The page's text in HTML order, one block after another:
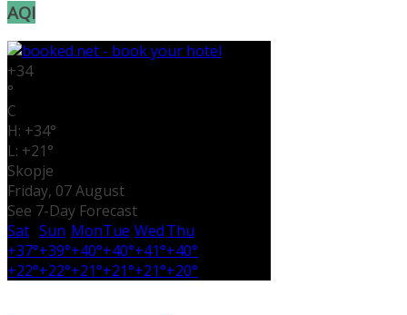
AQI
+34
°
C
H: +34°
L: +21°
Skopje
Friday, 07 August
See 7-Day Forecast
Sat Sun MonTue WedThu
+37°+39°+40°+40°+41°+40°
+22°+22°+21°+21°+21°+20°